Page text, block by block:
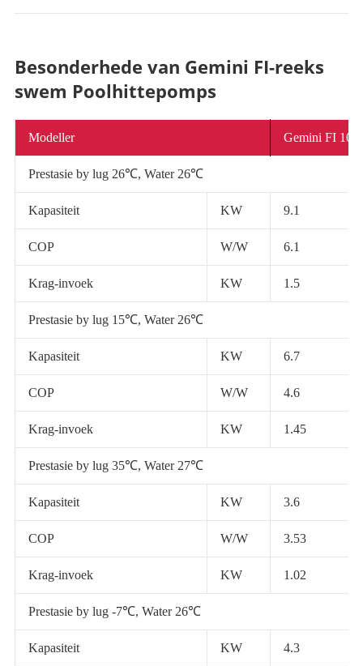
Besonderhede van Gemini FI-reeks
swem Poolhittepomps
Modeller Gemini FI 10
Prestasie by lug 26℃, Water 26℃
Kapasiteit KW 9.1
COP W/W 6.1
Krag-invoek KW 1.5
Prestasie by lug 15℃, Water 26℃
Kapasiteit KW 6.7
COP W/W 4.6
Krag-invoek KW 1.45
Prestasie by lug 35℃, Water 27℃
Kapasiteit KW 3.6
COP W/W 3.53
Krag-invoek KW 1.02
Prestasie by lug -7℃, Water 26℃
Kapasiteit KW 4.3